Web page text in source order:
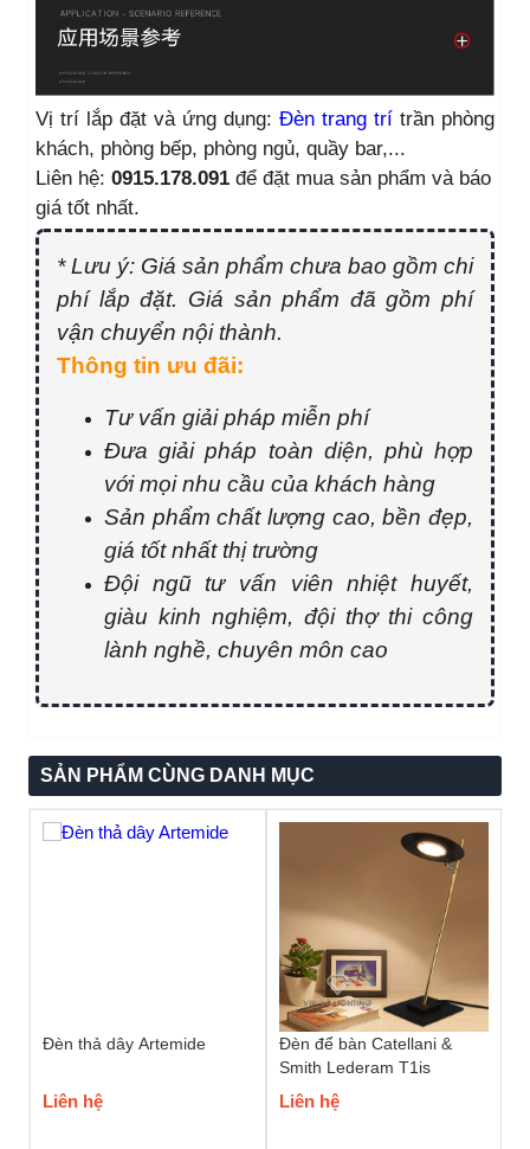
Vị trí lắp đặt và ứng dụng: Đèn trang trí trần phòng
khách, phòng bếp, phòng ngủ, quầy bar,...
Liên hệ: 0915.178.091 để đặt mua sản phẩm và báo
giá tốt nhất.
* Lưu ý: Giá sản phẩm chưa bao gồm chi
phí lắp đặt. Giá sản phẩm đã gồm phí
vận chuyển nội thành.
Thông tin ưu đãi:
Tư vấn giải pháp miễn phí
Đưa giải pháp toàn diện, phù hợp
với mọi nhu cầu của khách hàng
Sản phẩm chất lượng cao, bền đẹp,
giá tốt nhất thị trường
Đội ngũ tư vấn viên nhiệt huyết,
giàu kinh nghiệm, đội thợ thi công
lành nghề, chuyên môn cao
SẢN PHẨM CÙNG DANH MỤC
Đèn thả dây Artemide
Liên hệ
Đèn để bàn Catellani &
Smith Lederam T1is
Liên hệ